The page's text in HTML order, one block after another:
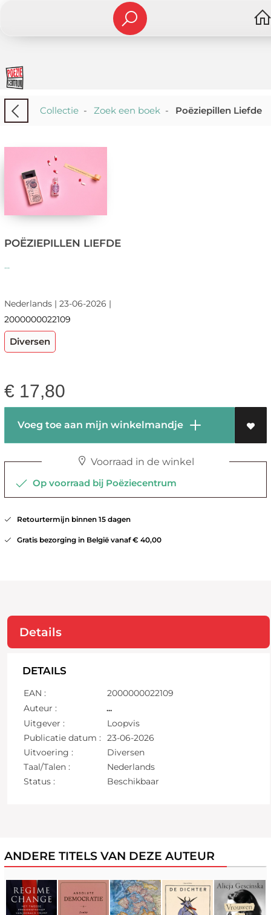
Collectie- Zoek een boek- Poëziepillen Liefde
POËZIEPILLEN LIEFDE
...
Nederlands | 23-06-2026 |
2000000022109
Diversen
€ 17,80
Voeg toe aan mijn winkelmandje
Voorraad in de winkel
Op voorraad bij Poëziecentrum
Retourtermijn binnen 15 dagen
Gratis bezorging in België vanaf € 40,00
Details
DETAILS
EAN :
2000000022109
Auteur :
...
Uitgever :
Loopvis
Publicatie datum :
23-06-2026
Uitvoering :
Diversen
Taal/Talen :
Nederlands
Status :
Beschikbaar
ANDERE TITELS VAN DEZE AUTEUR